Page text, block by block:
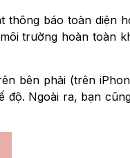
thông báo toàn diện
trường hoàn toàn
bên phải (trên
độ. Ngoài ra, bạn